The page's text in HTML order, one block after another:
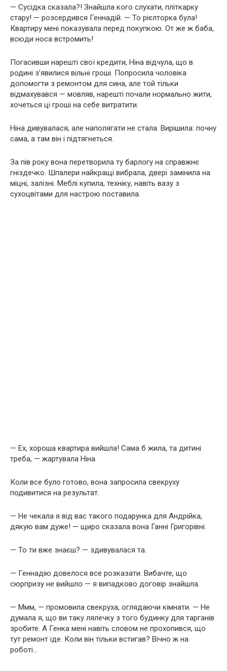
— Сусідка сказала?! Знайшла кого слухати, пліткарку
стару! — розсердився Геннадій. — То рієлторка була!
Квартиру мені показувала перед покупкою. От же ж баба,
всюди носа встромить!
Погасивши нарешті свої кредити, Ніна відчула, що в
родині з’явилися вільні гроші. Попросила чоловіка
допомогти з ремонтом для сина, але той тільки
відмахувався — мовляв, нарешті почали нормально жити,
хочеться ці гроші на себе витратити.
Ніна дивувалася, але наполягати не стала. Вирішила: почну
сама, а там він і підтягнеться.
За пів року вона перетворила ту барлогу на справжнє
гніздечко. Шпалери найкращі вибрала, двері замінила на
міцні, залізні. Меблі купила, техніку, навіть вазу з
сухоцвітами для настрою поставила.
— Ех, хороша квартира вийшла! Сама б жила, та дитині
треба, — жартувала Ніна.
Коли все було готово, вона запросила свекруху
подивитися на результат.
— Не чекала я від вас такого подарунка для Андрійка,
дякую вам дуже! — щиро сказала вона Ганні Григорівні.
— То ти вже знаєш? — здивувалася та.
— Геннадію довелося все розказати. Вибачте, що
сюрпризу не вийшло — я випадково договір знайшла.
— Ммм, — промовила свекруха, оглядаючи кімнати. — Не
думала я, що ви таку лялечку з того будинку для тарганів
зробите. А Генка мені навіть словом не прохопився, що
тут ремонт іде. Коли він тільки встигав? Вічно ж на
роботі…